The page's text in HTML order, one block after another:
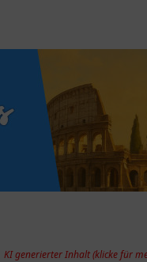
KI generierter Inhalt (klicke für